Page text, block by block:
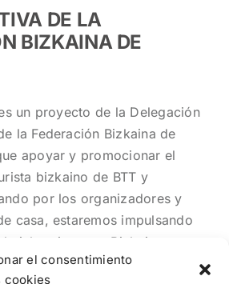
el consentimiento
cookies
DE LA
BIZKAINA DE
un proyecto de la Delegación
la Federación Bizkaina de
apoyar y promocionar el
bizkaino de BTT y
por los organizadores y
casa, estaremos impulsando
cicloturismo en Bizkaia